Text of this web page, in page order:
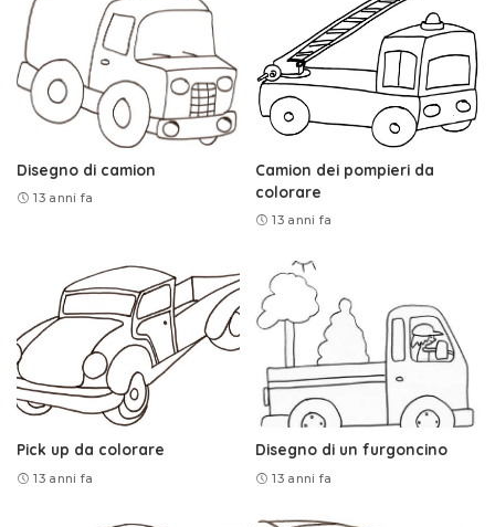
Disegno di camion
13 anni fa
Camion dei pompieri da
colorare
13 anni fa
Pick up da colorare
13 anni fa
Disegno di un furgoncino
13 anni fa